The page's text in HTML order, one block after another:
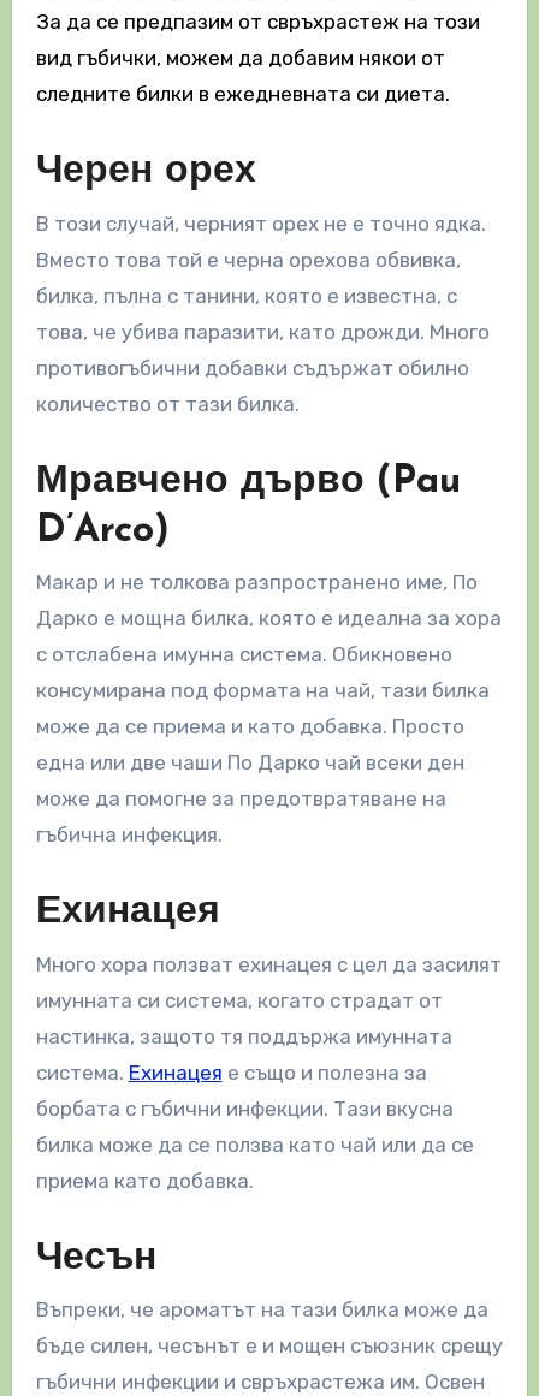
За да се предпазим от свръхрастеж на този
вид гъбички, можем да добавим някои от
следните билки в ежедневната си диета.
Черен орех
В този случай, черният орех не е точно ядка.
Вместо това той е черна орехова обвивка,
билка, пълна с танини, която е известна, с
това, че убива паразити, като дрожди. Много
противогъбични добавки съдържат обилно
количество от тази билка.
Мравчено дърво (Pau
D’Arco)
Макар и не толкова разпространено име, По
Дарко е мощна билка, която е идеална за хора
с отслабена имунна система. Обикновено
консумирана под формата на чай, тази билка
може да се приема и като добавка. Просто
една или две чаши По Дарко чай всеки ден
може да помогне за предотвратяване на
гъбична инфекция.
Ехинацея
Много хора ползват ехинацея с цел да засилят
имунната си система, когато страдат от
настинка, защото тя поддържа имунната
система. Ехинацея е също и полезна за
борбата с гъбични инфекции. Тази вкусна
билка може да се ползва като чай или да се
приема като добавка.
Чесън
Въпреки, че ароматът на тази билка може да
бъде силен, чесънът е и мощен съюзник срещу
гъбични инфекции и свръхрастежа им. Освен